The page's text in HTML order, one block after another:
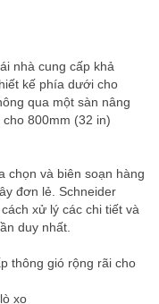
nhà cung cấp khả
kế phía dưới cho
qua một sàn nâng
800mm (32 in)
chọn và biên soạn hàng
đơn lẻ. Schneider
xử lý các chi tiết và
duy nhất.
thông gió rộng rãi cho
xo